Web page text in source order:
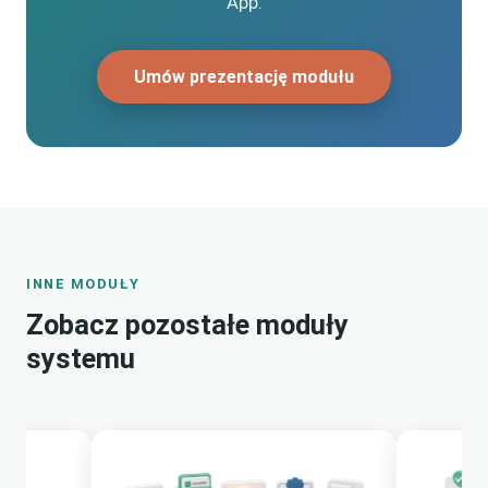
Umów prezentację modułu
INNE MODUŁY
Zobacz pozostałe moduły
systemu